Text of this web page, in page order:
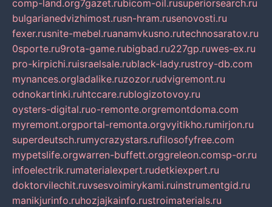
comp-land.org7gazet.rubicom-oil.rusuperiorsearch.ru
bulgarianedvizhimost.rusn-hram.rusenovosti.ru
fexer.rusnite-mebel.ruanamvkusno.rutechnosaratov.ru
0sporte.ru9rota-game.rubigbad.ru227gp.ruwes-ex.ru
pro-kirpichi.ruisraelsale.rublack-lady.rustroy-db.com
mynances.orgladalike.ruzozor.rudvigremont.ru
odnokartinki.ruhtccare.rublogizotovoy.ru
oysters-digital.ruo-remonte.orgremontdoma.com
myremont.orgportal-remonta.orgvyitikho.rumirjon.ru
superdeutsch.rumycrazystars.rufilosofyfree.com
mypetslife.orgwarren-buffett.orggreleon.comsp-or.ru
infoelectrik.rumaterialexpert.rudetkiexpert.ru
doktorvilechit.ruvsesvoimirykami.ruinstrumentgid.ru
manikjurinfo.ruhozjajkainfo.rustroimaterials.ru